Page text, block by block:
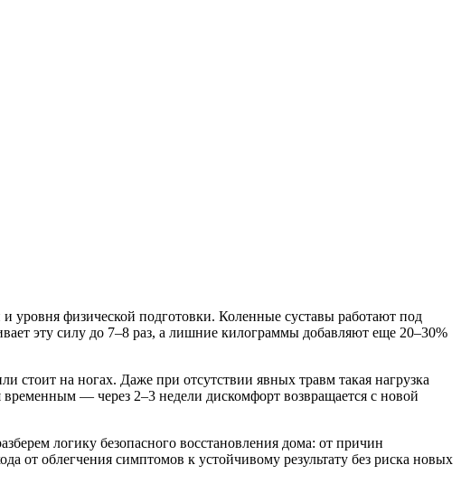
уровня физической подготовки. Коленные суставы работают под
эту силу до 7–8 раз, а лишние килограммы добавляют еще 20–30%
стоит на ногах. Даже при отсутствии явных травм такая нагрузка
— через 2–3 недели дискомфорт возвращается с новой
логику безопасного восстановления дома: от причин
от облегчения симптомов к устойчивому результату без риска новых